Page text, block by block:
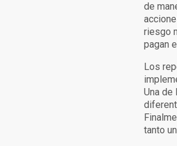
de
riesgo
pagan
Los
Una de
tanto